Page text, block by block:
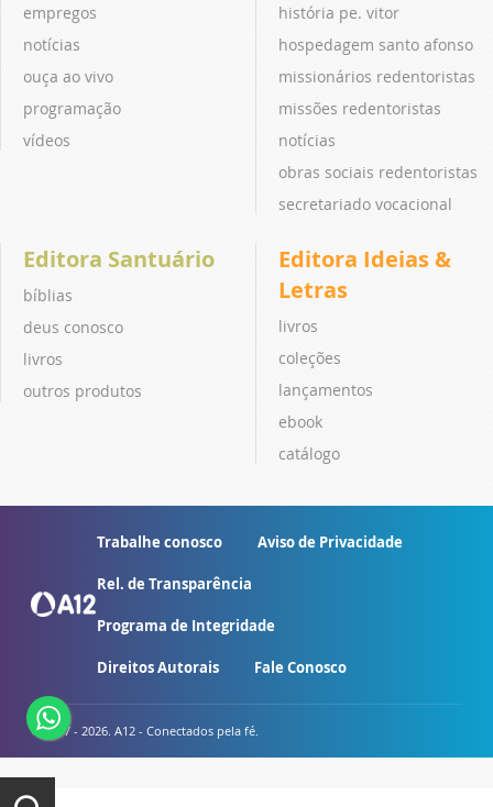
empregos
notícias
ouça ao vivo
programação
vídeos
história pe. vitor
hospedagem santo afonso
missionários redentoristas
missões redentoristas
notícias
obras sociais redentoristas
secretariado vocacional
Editora Santuário
bíblias
deus conosco
livros
outros produtos
Editora Ideias &
Letras
livros
coleções
lançamentos
ebook
catálogo
Trabalhe conosco Aviso de Privacidade
Rel. de Transparência
Programa de Integridade
Direitos Autorais Fale Conosco
© 2007 - 2026. A12 - Conectados pela fé.